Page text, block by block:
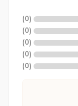
(
0
)
(
0
)
(
0
)
(
0
)
(
0
)